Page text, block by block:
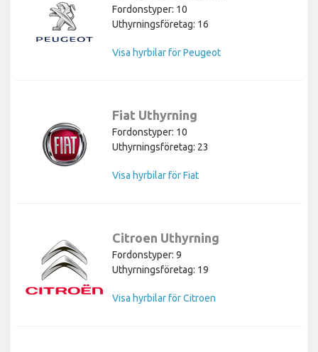
Fordonstyper: 10
Uthyrningsföretag: 16
Visa hyrbilar för Peugeot
Fiat Uthyrning
Fordonstyper: 10
Uthyrningsföretag: 23
Visa hyrbilar för Fiat
Citroen Uthyrning
Fordonstyper: 9
Uthyrningsföretag: 19
Visa hyrbilar för Citroen